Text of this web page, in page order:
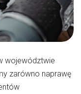
województwie
zarówno naprawę